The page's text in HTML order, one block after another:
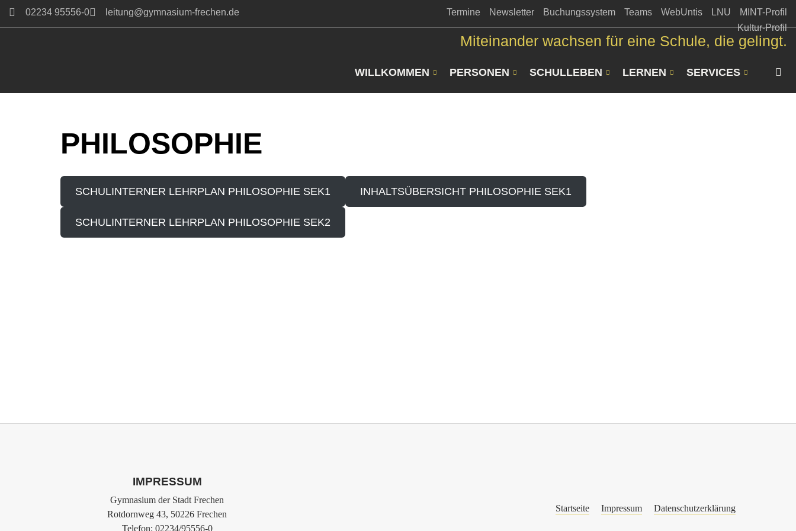
02234 95556-0 leitung@gymnasium-frechen.de Termine Newsletter Buchungssystem Teams WebUntis LNU
MINT-Profil
Kultur-Profil
Miteinander wachsen für eine Schule, die gelingt.
WILLKOMMEN PERSONEN SCHULLEBEN LERNEN SERVICES
PHILOSOPHIE
SCHULINTERNER LEHRPLAN PHILOSOPHIE SEK1 INHALTSÜBERSICHT PHILOSOPHIE SEK1
SCHULINTERNER LEHRPLAN PHILOSOPHIE SEK2
IMPRESSUM
Gymnasium der Stadt Frechen
Rotdornweg 43, 50226 Frechen
Telefon: 02234/95556-0
Startseite Impressum Datenschutzerklärung